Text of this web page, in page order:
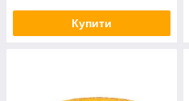
Купити